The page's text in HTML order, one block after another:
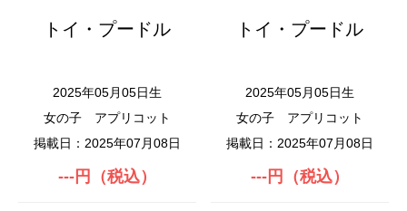
トイ・プードル
2025年05月05日生
女の子
アプリコット
掲載日：2025年07月08日
---円（税込）
トイ・プードル
2025年05月05日生
女の子
アプリコット
掲載日：2025年07月08日
---円（税込）